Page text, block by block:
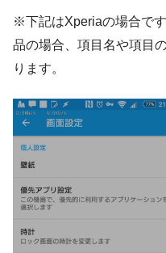
※下記はXperiaの場合で
品の場合、項目名や項目
ります。